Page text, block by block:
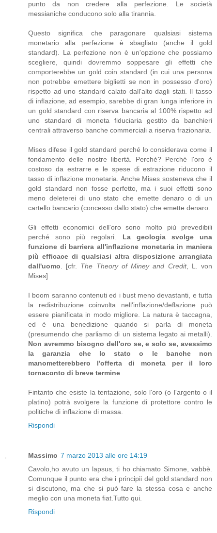
punto da non credere alla perfezione. Le società
messianiche conducono solo alla tirannia.
Questo significa che paragonare qualsiasi sistema
monetario alla perfezione è sbagliato (anche il gold
standard). La perfezione non è un'opzione che possiamo
scegliere, quindi dovremmo soppesare gli effetti che
comporterebbe un gold coin standard (in cui una persona
non potrebbe emettere biglietti se non in possesso d'oro)
rispetto ad uno standard calato dall'alto dagli stati. Il tasso
di inflazione, ad esempio, sarebbe di gran lunga inferiore in
un gold standard con riserva bancaria al 100% rispetto ad
uno standard di moneta fiduciaria gestito da banchieri
centrali attraverso banche commerciali a riserva frazionaria.
Mises difese il gold standard perché lo considerava come il
fondamento delle nostre libertà. Perché? Perché l'oro è
costoso da estrarre e le spese di estrazione riducono il
tasso di inflazione monetaria. Anche Mises sosteneva che il
gold standard non fosse perfetto, ma i suoi effetti sono
meno deleterei di uno stato che emette denaro o di un
cartello bancario (concesso dallo stato) che emette denaro.
Gli effetti economici dell'oro sono molto più prevedibili
perché sono più regolari. La geologia svolge una
funzione di barriera all'inflazione monetaria in maniera
più efficace di qualsiasi altra disposizione arrangiata
dall'uomo . [cfr. The Theory of Miney and Credit, L. von
Mises]
I boom saranno contenuti ed i bust meno devastanti, e tutta
la redistribuzione coinvolta nell'inflazione/deflazione può
essere pianificata in modo migliore. La natura è taccagna,
ed è una benedizione quando si parla di moneta
(presumendo che parliamo di un sistema legato ai metalli).
Non avremmo bisogno dell'oro se, e solo se, avessimo
la garanzia che lo stato o le banche non
manometterebbero l'offerta di moneta per il loro
tornaconto di breve termine
Fintanto che esiste la tentazione, solo l'oro (o l'argento o il
platino) potrà svolgere la funzione di protettore contro le
politiche di inflazione di massa.
Rispondi
Massimo 7 marzo 2013 alle ore 14:19
Cavolo,ho avuto un lapsus, ti ho chiamato Simone, vabbè.
Comunque il punto era che i principii del gold standard non
si discutono, ma che si può fare la stessa cosa e anche
meglio con una moneta fiat.Tutto qui.
Rispondi